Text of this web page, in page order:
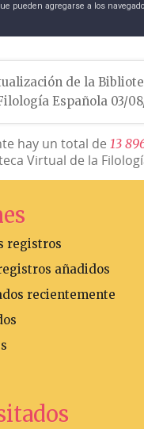
pueden agregarse a los
de la
Española 03/
hay un total de 13 89
Virtual de la
registros
añadidos
recientemente